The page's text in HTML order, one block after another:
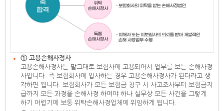
① 고용손해사정사
고용손해사정사는 말그대로 보험사에 고용되어서 업무를 보는 손해사정
사입니다. 즉 보험회사에 입사하는 경우 고용손해사정사가 된다라고 생
각하면 됩니다. 보험회사가 모든 보험금 청구 시 사고조사부터 보험금지
급까지 모든 과정을 손해사정 하여야 하나 실무상 모든 사건을 그렇게
하기 어렵기에 보통 위탁손해사정업체에 위임하게 됩니다.